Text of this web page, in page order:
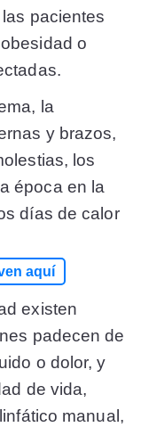
pacientes
o
la
y brazos,
los
época en la
días de calor
aquí
existen
padecen de
o dolor, y
de vida,
manual,